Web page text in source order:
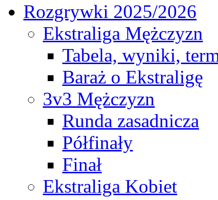
Rozgrywki 2025/2026
Ekstraliga Mężczyzn
Tabela, wyniki,
Baraż o Ekstraligę
3v3 Mężczyzn
Runda zasadnicza
Półfinały
Finał
Ekstraliga Kobiet